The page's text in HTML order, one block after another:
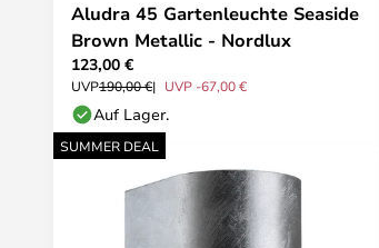
Aludra 45 Gartenleuchte Seaside
Brown Metallic - Nordlux
123,00 €
UVP190,00 € UVP -67,00 €
Auf Lager.
SUMMER DEAL